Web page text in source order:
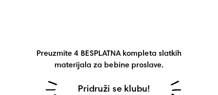
Preuzmite 4 BESPLATNA kompleta slatkih
materijala za bebine proslave.
Pridruži se klubu!